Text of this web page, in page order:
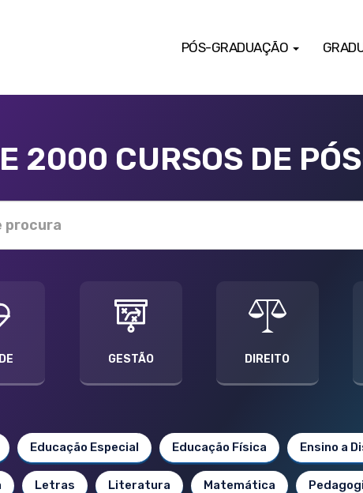
PÓS-GRADUAÇÃO
2000 CURSOS DE
GESTÃO DIREITO
Educação Especial Educação Física Ensino a
Letras Literatura Matemática